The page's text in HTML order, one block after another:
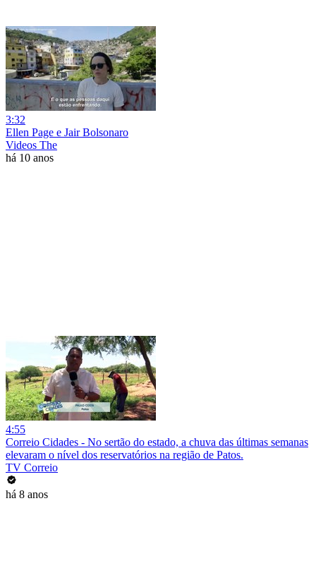
3:32
Ellen Page e Jair Bolsonaro
Videos The
há 10 anos
4:55
Correio Cidades - No sertão do estado, a chuva das últimas semanas
elevaram o nível dos reservatórios na região de Patos.
TV Correio
há 8 anos